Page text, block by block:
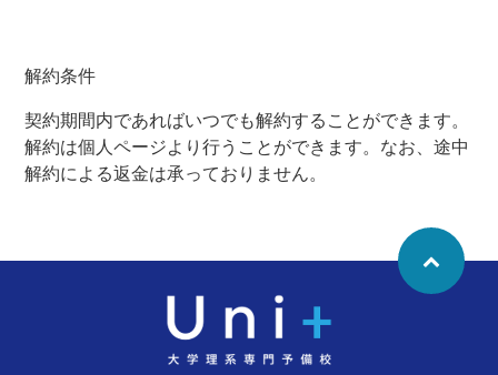
解約条件
契約期間内であればいつでも解約することができます。
解約は個人ページより行うことができます。なお、途中
解約による返金は承っておりません。